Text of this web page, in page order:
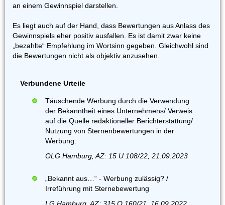
an einem Gewinnspiel darstellen.
Es liegt auch auf der Hand, dass Bewertungen aus Anlass des
Gewinnspiels eher positiv ausfallen. Es ist damit zwar keine
„bezahlte“ Empfehlung im Wortsinn gegeben. Gleichwohl sind
die Bewertungen nicht als objektiv anzusehen.
Verbundene Urteile
Täuschende Werbung durch die Verwendung
der Bekanntheit eines Unternehmens/ Verweis
auf die Quelle redaktioneller Berichterstattung/
Nutzung von Sternenbewertungen in der
Werbung.
OLG Hamburg, AZ: 15 U 108/22, 21.09.2023
„Bekannt aus…“ - Werbung zulässig? /
Irreführung mit Sternebewertung